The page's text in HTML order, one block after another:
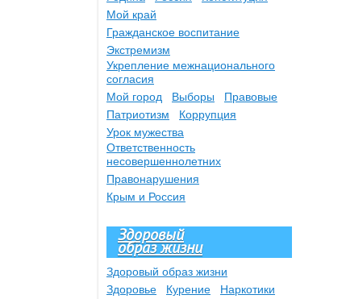
Мой край
Гражданское воспитание
Экстремизм
Укрепление межнационального
согласия
Мой город
Выборы
Правовые
Патриотизм
Коррупция
Урок мужества
Ответственность
несовершеннолетних
Правонарушения
Крым и Россия
Здоровый
образ жизни
Здоровый образ жизни
Здоровье
Курение
Наркотики